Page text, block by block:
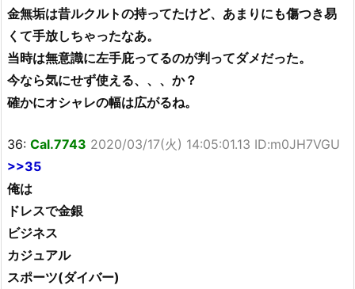
金無垢は昔ルクルトの持ってたけど、あまりにも傷つき易
くて手放しちゃったなあ。
当時は無意識に左手庇ってるのが判ってダメだった。
今なら気にせず使える、、、か？
確かにオシャレの幅は広がるね。
36: Cal.7743 2020/03/17(火) 14:05:01.13 ID:m0JH7VGU
>>35
俺は
ドレスで金銀
ビジネス
カジュアル
スポーツ(ダイバー)